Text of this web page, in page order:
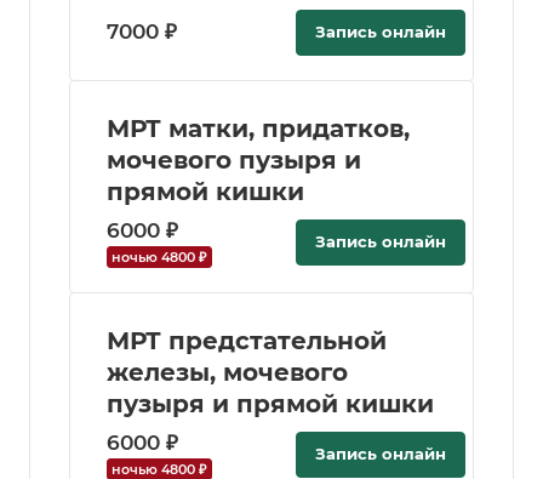
7000 ₽ Запись онлайн
МРТ матки, придатков,
мочевого пузыря и
прямой кишки
6000 ₽
ночью 4800 ₽
Запись онлайн
МРТ предстательной
железы, мочевого
пузыря и прямой кишки
6000 ₽
ночью 4800 ₽
Запись онлайн